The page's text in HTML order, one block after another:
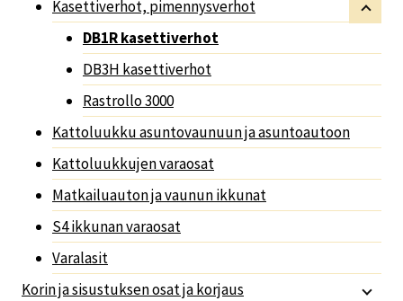
Kasettiverhot, pimennysverhot
DB1R kasettiverhot
DB3H kasettiverhot
Rastrollo 3000
Kattoluukku asuntovaunuun ja asuntoautoon
Kattoluukkujen varaosat
Matkailuauton ja vaunun ikkunat
S4 ikkunan varaosat
Varalasit
Korin ja sisustuksen osat ja korjaus